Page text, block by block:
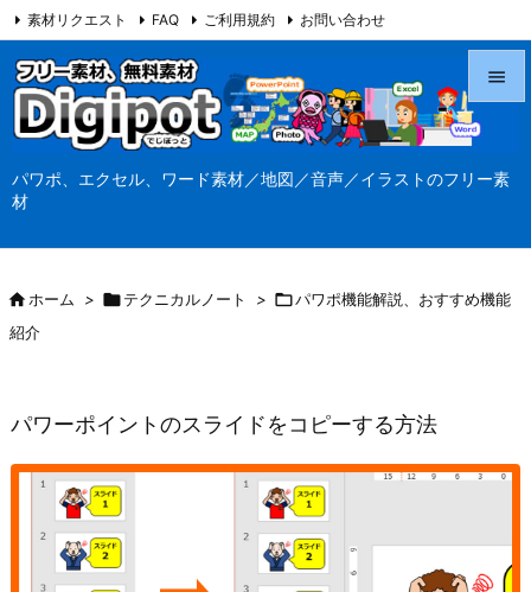
パワポ、エクセル、ワード素材／地図／音声／イラストのフリー素
材




素材リクエスト FAQ ご利用規約 お問い合わせ
当サイト（Digipot.net）について
ホーム > テクニカルノート > パワポ機能解説、おすすめ機能
紹介
パワーポイントのスライドをコピーする方法